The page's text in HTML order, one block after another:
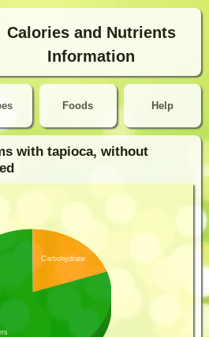
Calories and Nutrients
Information
Help
Foods
with tapioca, without
Carbohydrate